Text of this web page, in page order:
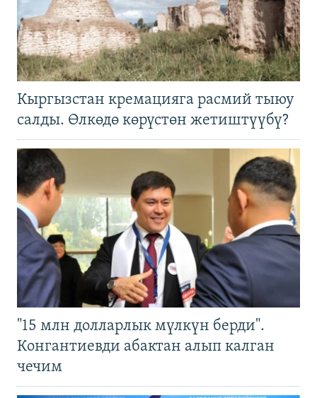
Кыргызстан кремацияга расмий тыюу
салды. Өлкөдө көрүстөн жетиштүүбү?
"15 млн долларлык мүлкүн берди".
Конгантиевди абактан алып калган
чечим